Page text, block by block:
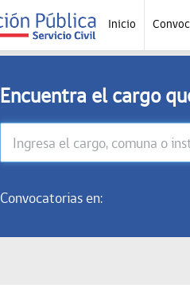
Inicio
Encuentra el cargo
Convocatorias en: